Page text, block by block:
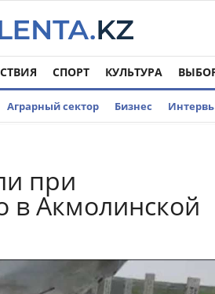
СПОРТ КУЛЬТУРА
Аграрный сектор Бизнес
при
в Акмолинской